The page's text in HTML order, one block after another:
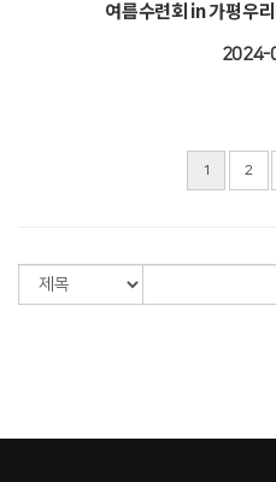
여름수련회 in 가평우
2024-
1 2